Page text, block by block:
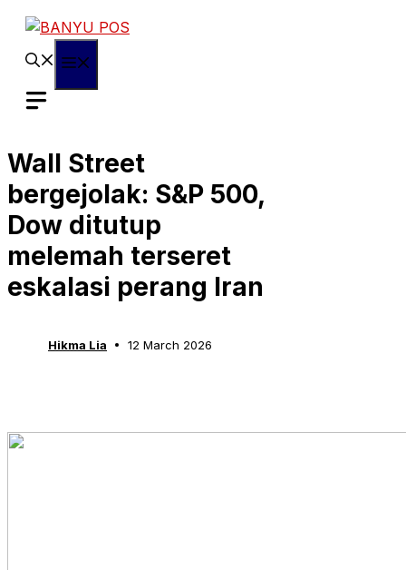
Skip
content
Wall Street
bergejolak: S&P 500,
Dow ditutup
melemah terseret
eskalasi perang Iran
Hikma Lia 12 March 2026